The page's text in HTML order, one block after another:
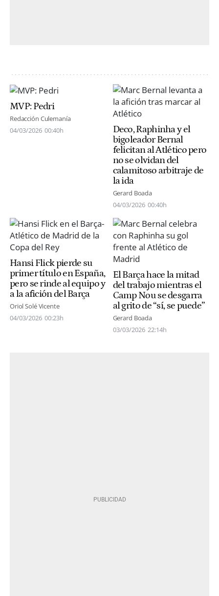
MVP: Pedri
Redacción Culemanía
04/03/2026 00:40h
Deco, Raphinha y el
bigoleador Bernal
felicitan al Atlético pero
no se olvidan del
calamitoso arbitraje de
la ida
Gerard Boada
04/03/2026 00:40h
Hansi Flick pierde su
primer título en España,
pero se rinde al equipo y
a la afición del Barça
Oriol Solé Vicente
04/03/2026 00:23h
El Barça hace la mitad
del trabajo mientras el
Camp Nou se desgarra
al grito de “sí, se puede”
Gerard Boada
03/03/2026 22:14h